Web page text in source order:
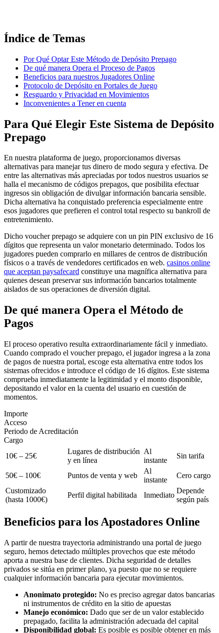
Índice de Temas
Por Qué Optar Este Método de Depósito Prepago
De qué manera Opera el Proceso de Pagos
Beneficios para nuestros Jugadores Online
Protocolo de Depósito en Portales de Juego
Resguardo y Privacidad en Movimientos
Inconvenientes a Tener en cuenta
Para Qué Elegir Este Sistema de Depósito
Prepago
En nuestra plataforma de juego, proporcionamos diversas
alternativas para manejar tus dinero de modo segura y efectiva. De
entre las alternativas más apreciadas por todos nuestros usuarios se
halla el mecanismo de códigos prepagos, que posibilita efectuar
ingresos sin obligación de divulgar información bancaria sensible.
Dicha alternativa ha conquistado preferencia especialmente entre
esos jugadores que prefieren el control total respecto su bankroll de
entretenimiento.
Dicho voucher prepago se adquiere con un pin PIN exclusivo de 16
dígitos que representa un valor monetario determinado. Todos los
jugadores pueden comprarlo en millares de centros de distribución
físicos o a través de vendedores certificados en web. casinos online
que aceptan paysafecard constituye una magnífica alternativa para
quienes desean preservar sus información bancarios totalmente
aislados de sus operaciones de diversión digital.
De qué manera Opera el Método de
Pagos
El proceso operativo resulta extraordinariamente fácil y inmediato.
Cuando comprado el voucher prepago, el jugador ingresa a la zona
de pagos de nuestra portal, escoge esta alternativa entre todos los
sistemas ofrecidos e introduce el código de 16 dígitos. Este sistema
comprueba inmediatamente la legitimidad y el monto disponible,
depositando el valor en la cuenta del usuario en cuestión de
momentos.
Importe
Acceso
Periodo de Acreditación
Cargo
10€ – 25€
Lugares de distribución
y en línea
Al
instante
Sin tarifa
50€ – 100€ Puntos de venta y web
Al
instante
Cero cargo
Customizado
(hasta 1000€)
Perfil digital habilitada Inmediato
Depende
según país
Beneficios para los Apostadores Online
A partir de nuestra trayectoria administrando una portal de juego
seguro, hemos detectado múltiples provechos que este método
aporta a nuestra base de clientes. Dicha seguridad de detalles
privados se sitúa en primer plano, ya puesto que no se requiere
cualquier información bancaria para ejecutar movimientos.
Anonimato protegido: No es preciso agregar datos bancarias
ni instrumentos de crédito en la sitio de apuestas
Manejo económico: Dado que ser de un valor establecido
prepagado, facilita la administración adecuada del capital
Disponibilidad global: Es posible es posible obtener en más